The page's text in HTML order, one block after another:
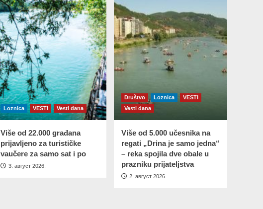
Loznica VESTI Vesti dana
Više od 22.000 građana
prijavljeno za turističke
vaučere za samo sat i po
3. август 2026.
Društvo Loznica
VESTI
Vesti dana
Više od 5.000 učesnika na
regati „Drina je samo jedna“
– reka spojila dve obale u
prazniku prijateljstva
2. август 2026.